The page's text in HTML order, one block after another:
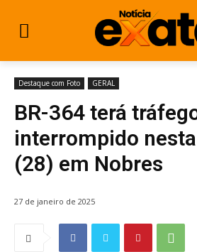
Destaque com Foto GERAL
BR-364 terá
interrompido
(28) em Nobres
27 de janeiro de 2025